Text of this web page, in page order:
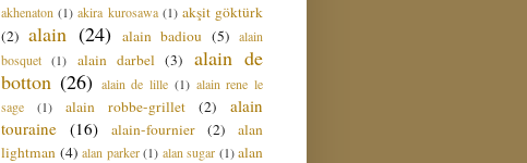
akhenaton (1) akira kurosawa (1) akşit göktürk
(2) alain (24) alain badiou (5) alain
bosquet (1) alain darbel (3)
alain de
botton (26) alain de lille (1) alain rene le
sage
(1) alain robbe-grillet (2)
alain
touraine (16) alain-fournier (2)
alan
lightman (4) alan parker (1) alan sugar (1) alan